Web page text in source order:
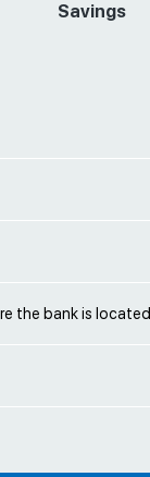
Savings
the bank is located